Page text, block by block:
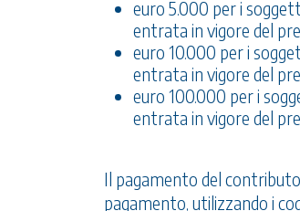
euro 5.000 per i
entrata in vigore del
euro 10.000 per i
entrata in vigore del
euro 100.000 per i
entrata in vigore del
Il pagamento del
pagamento, utilizzando i